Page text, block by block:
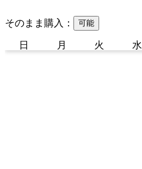
そのまま購入： 可能
日 月 火 水